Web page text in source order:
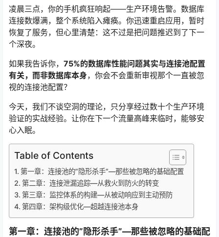
凌晨三点，你的手机疯狂响起——生产环境告警。数据库
连接数爆满，整个系统陷入瘫痪。你迅速重启应用，暂时
恢复了服务，但心里清楚：这不过是把问题推迟到了下一
个深夜。
如果我告诉你， 75%的数据库性能问题其实与连接池配置
有关，而非数据库本身，你会不会重新审视那个一直被忽
视的连接池配置？
今天，我们不谈空洞的理论，只分享经过数十个生产环境
验证的实战经验。让你在下一个流量高峰来临时，能够安
心入眠。
Table of Contents
第一章：连接池的”隐形杀手”—那些被忽略的基础配置
第二章：连接泄漏追踪—从救火到防火的转变
第三章：监控体系的构建—从被动响应到主动预防
第四章：架构级优化—超越连接池本身
第一章：连接池的”隐形杀手”—那些被忽略的基础配